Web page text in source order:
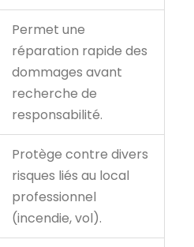
Permet une
réparation rapide des
dommages avant
recherche de
responsabilité.
Protège contre divers
risques liés au local
professionnel
(incendie, vol).